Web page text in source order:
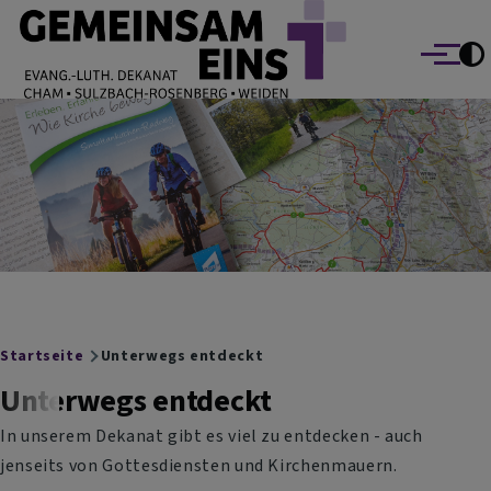
Direkt zum Inhalt
EVANG.-LUTH. DEKANAT GEMEINSAM EINS
Cham Sulzbach-Rosenberg Weiden
Menü
Breadcrumb
Startseite Unterwegs entdeckt
Unterwegs entdeckt
In unserem Dekanat gibt es viel zu entdecken - auch
jenseits von Gottesdiensten und Kirchenmauern.